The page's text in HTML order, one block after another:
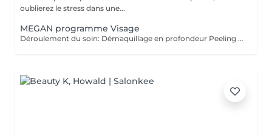
oublierez le stress dans une...
MEGAN programme Visage
Déroulement du soin: Démaquillage en profondeur Peeling enzymatique ou acide peel HF HI-Tech Performance Boost Meso-Led Découvrez l'innovation technologique et cosmétique la plus avancée. Grâce à Megan, prenez soin de votre peau et améliorez la grâce à un système qui permet une régénération cellulaire extraordinaire à partir des couches les plus profondes du tissu cutané. Pour la première fois, Tri Synergy Tech associe tout le potentiel des éléments HI-Freq, Dermaboost et Deep RGB à un appareil multi-traitement unique qui crée une synergie parfaite aux effets spectaculaires. Des traitements personnalisés selon vos besoins sont à votre disposition. Pour un effet profondeur et longue durée, nous vous proposons une cure de ce soin de 6 séances sur 3 semaines! (5+1 séance gratuite)